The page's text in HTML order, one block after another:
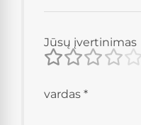
Jūsų įvertinimas
vardas *